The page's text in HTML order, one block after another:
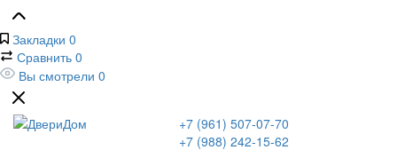
Закладки 0
Сравнить 0
Вы смотрели 0
+7 (961) 507-07-70
+7 (988) 242-15-62